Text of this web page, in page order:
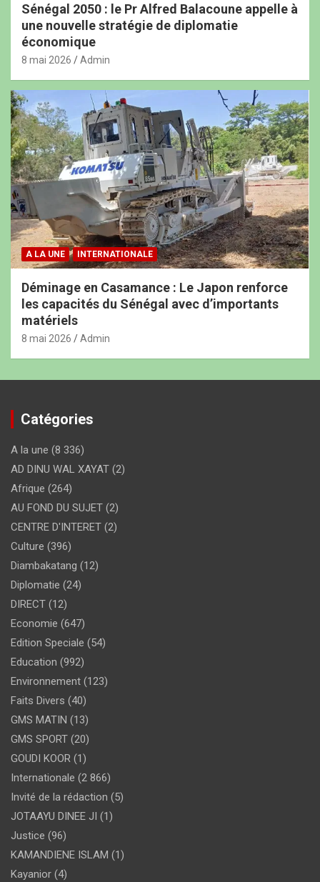
Sénégal 2050 : le Pr Alfred Balacoune appelle à
une nouvelle stratégie de diplomatie
économique
8 mai 2026 Admin
A LA UNE INTERNATIONALE
Déminage en Casamance : Le Japon renforce
les capacités du Sénégal avec d’importants
matériels
8 mai 2026 Admin
Catégories
A la une (8 336)
AD DINU WAL XAYAT (2)
Afrique (264)
AU FOND DU SUJET (2)
CENTRE D'INTERET (2)
Culture (396)
Diambakatang (12)
Diplomatie (24)
DIRECT (12)
Economie (647)
Edition Speciale (54)
Education (992)
Environnement (123)
Faits Divers (40)
GMS MATIN (13)
GMS SPORT (20)
GOUDI KOOR (1)
Internationale (2 866)
Invité de la rédaction (5)
JOTAAYU DINEE JI (1)
Justice (96)
KAMANDIENE ISLAM (1)
Kayanior (4)